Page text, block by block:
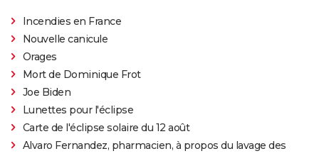
Incendies en France
Nouvelle canicule
Orages
Mort de Dominique Frot
Joe Biden
Lunettes pour l'éclipse
Carte de l'éclipse solaire du 12 août
Alvaro Fernandez, pharmacien, à propos du lavage des